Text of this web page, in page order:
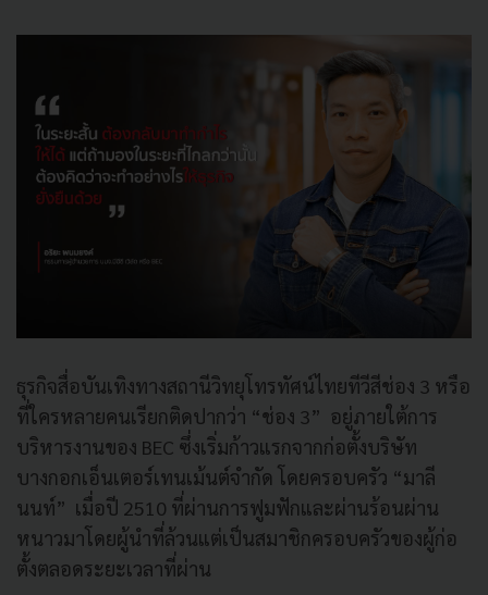
ธุรกิจสื่อบันเทิงทางสถานีวิทยุโทรทัศน์ไทยทีวีสีช่อง 3 หรือ
ที่ใครหลายคนเรียกติดปากว่า “ช่อง 3” อยู่ภายใต้การ
บริหารงานของ BEC ซึ่งเริ่มก้าวแรกจากก่อตั้งบริษัท
บางกอกเอ็นเตอร์เทนเม้นต์จำกัด โดยครอบครัว “มาลี
นนท์” เมื่อปี 2510 ที่ผ่านการฟูมฟักและผ่านร้อนผ่าน
หนาวมาโดยผู้นำที่ล้วนแต่เป็นสมาชิกครอบครัวของผู้ก่อ
ตั้งตลอดระยะเวลาที่ผ่าน